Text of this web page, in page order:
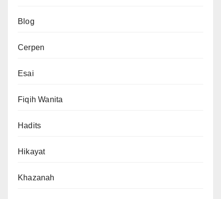
Blog
Cerpen
Esai
Fiqih Wanita
Hadits
Hikayat
Khazanah